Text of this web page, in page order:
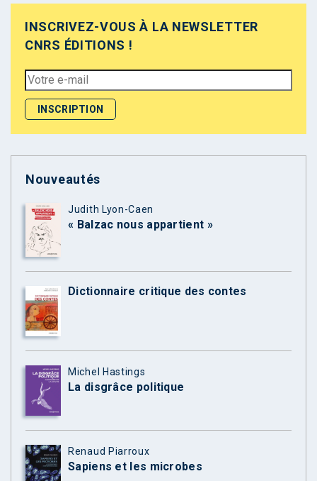
INSCRIVEZ-VOUS À LA NEWSLETTER
CNRS ÉDITIONS !
Nouveautés
Judith Lyon-Caen
« Balzac nous appartient »
Dictionnaire critique des contes
Michel Hastings
La disgrâce politique
Renaud Piarroux
Sapiens et les microbes